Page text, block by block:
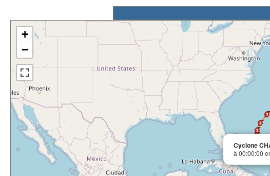
Cyclone
à 00:00:00
+
−